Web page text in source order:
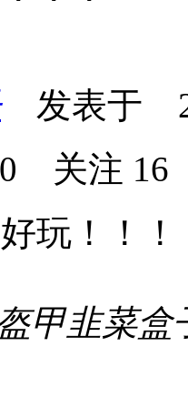
发表于
关注 16
玩！！
甲韭菜盒